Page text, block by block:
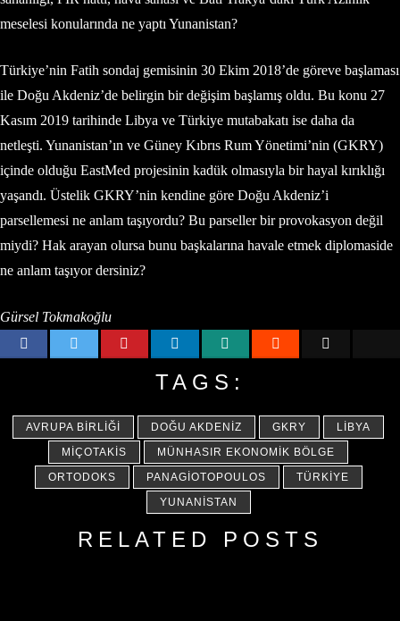
meselesi konularında ne yaptı Yunanistan?
Türkiye’nin Fatih sondaj gemisinin 30 Ekim 2018’de göreve başlaması
ile Doğu Akdeniz’de belirgin bir değişim başlamış oldu. Bu konu 27
Kasım 2019 tarihinde Libya ve Türkiye mutabakatı ise daha da
netleşti. Yunanistan’ın ve Güney Kıbrıs Rum Yönetimi’nin (GKRY)
içinde olduğu EastMed projesinin kadük olmasıyla bir hayal kırıklığı
yaşandı. Üstelik GKRY’nin kendine göre Doğu Akdeniz’i
parsellemesi ne anlam taşıyordu? Bu parseller bir provokasyon değil
miydi? Hak arayan olursa bunu başkalarına havale etmek diplomaside
ne anlam taşıyor dersiniz?
Gürsel Tokmakoğlu
TAGS:
AVRUPA BIRLIĞI DOĞU AKDENIZ GKRY
LIBYA
MIÇOTAKIS
MÜNHASIR EKONOMIK BÖLGE
ORTODOKS
PANAGIOTOPOULOS
TÜRKIYE
YUNANISTAN
RELATED POSTS